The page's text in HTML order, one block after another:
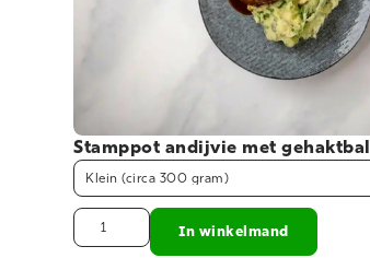
Stamppot andijvie met gehaktbal
In winkelmand